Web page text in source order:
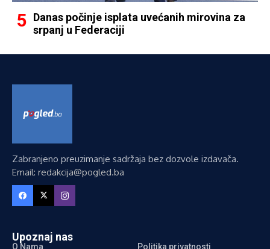
Danas počinje isplata uvećanih mirovina za
srpanj u Federaciji
Zabranjeno preuzimanje sadržaja bez dozvole izdavača.
Email: redakcija@pogled.ba
Upoznaj nas
O Nama Politika privatnosti